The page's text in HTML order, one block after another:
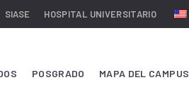
SIASE HOSPITAL UNIVERSITARIO
POSGRADO MAPA DEL CAMPUS